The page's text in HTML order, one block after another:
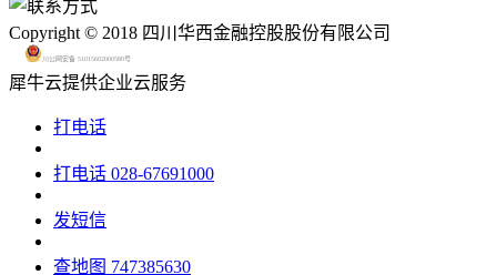
Copyright © 2018 四川华西金融控股股份有限公司
川公网安备 51015602000580号
犀牛云提供企业云服务
打电话
打电话 028-67691000
发短信
查地图 747385630